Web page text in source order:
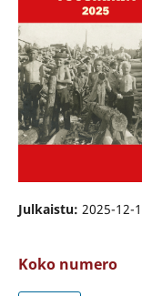
Julkaistu: 2025-12-
Koko numero